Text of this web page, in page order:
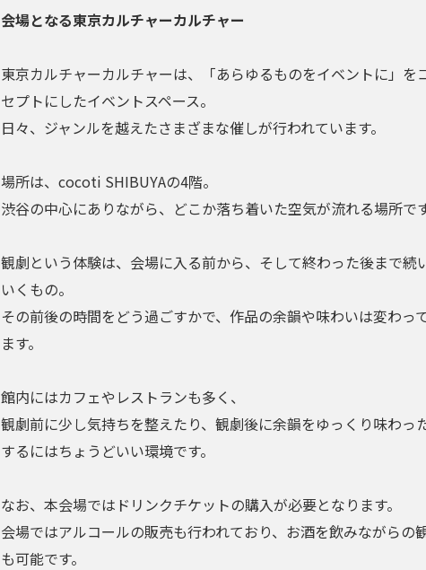
会場となる東京カルチャーカルチャー
東京カルチャーカルチャーは、「あらゆるものをイベントに」を
セプトにしたイベントスペース。
日々、ジャンルを越えたさまざまな催しが行われています。
場所は、cocoti SHIBUYAの4階。
渋谷の中心にありながら、どこか落ち着いた空気が流れる場所で
観劇という体験は、会場に入る前から、そして終わった後まで続
いくもの。
その前後の時間をどう過ごすかで、作品の余韻や味わいは変わっ
ます。
館内にはカフェやレストランも多く、
観劇前に少し気持ちを整えたり、観劇後に余韻をゆっくり味わっ
するにはちょうどいい環境です。
なお、本会場ではドリンクチケットの購入が必要となります。
会場ではアルコールの販売も行われており、お酒を飲みながらの
も可能です。